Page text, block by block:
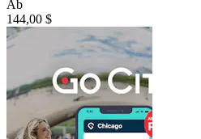
Ab
144,00 $